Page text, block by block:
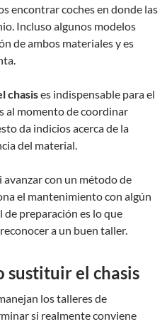
encontrar coches en donde las
Incluso algunos modelos
de ambos materiales y es
chasises indispensable para el
al momento de coordinar
da indicios acerca de la
del material.
con un método de
el mantenimiento con algún
preparación es lo que
a un buen taller.
sustituir el chasis
los talleres de
si realmente conviene